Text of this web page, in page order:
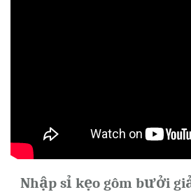
Nhập sỉ kẹo gôm bưởi